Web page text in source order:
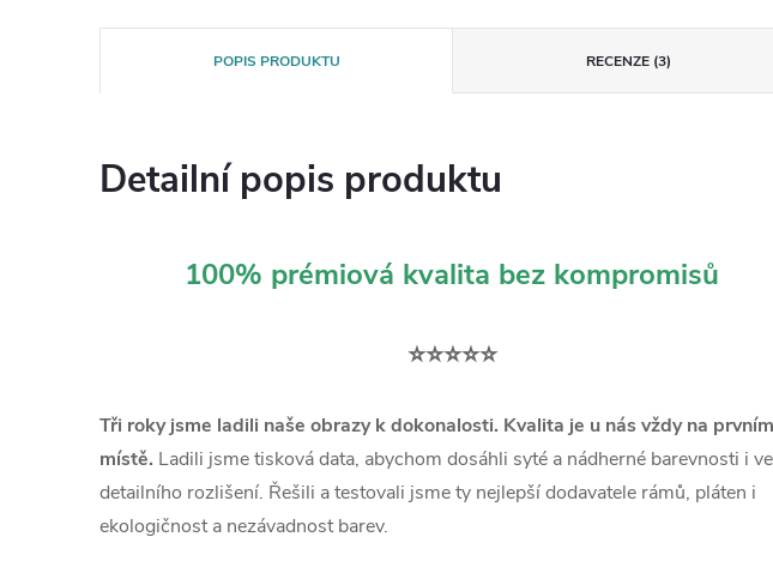
POPIS PRODUKTU RECENZE (3)
Detailní popis produktu
100% prémiová kvalita bez kompromisů
⭐⭐⭐⭐⭐
Tři roky jsme ladili naše obrazy k dokonalosti. Kvalita je u nás vždy na prvním
místě. Ladili jsme tisková data, abychom dosáhli syté a nádherné barevnosti i
detailního rozlišení. Řešili a testovali jsme ty nejlepší dodavatele rámů, pláten i
ekologičnost a nezávadnost barev.